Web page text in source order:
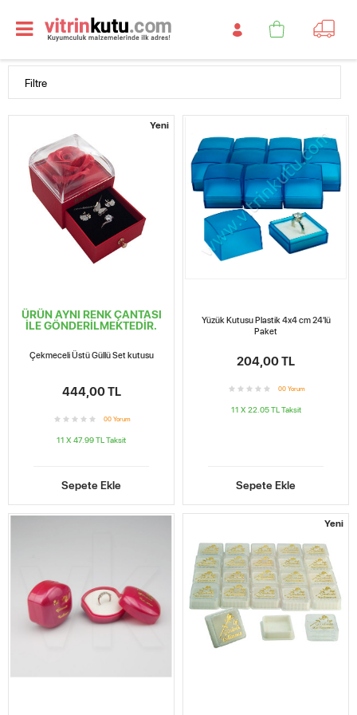
Filtre
Yeni
ÜRÜN AYNI RENK ÇANTASI
İLE GÖNDERİLMEKTEDİR.
Çekmeceli Üstü Güllü Set kutusu
444,00 TL
00 Yorum
11 X 47.99 TL Taksit
Sepete Ekle
Yüzük Kutusu Plastik 4x4 cm 24'lü
Paket
204,00 TL
00 Yorum
11 X 22.05 TL Taksit
Sepete Ekle
Yeni